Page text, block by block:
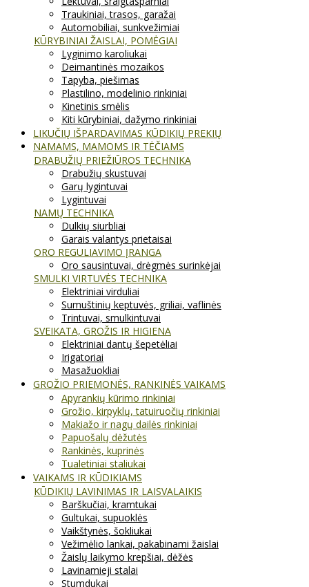
Traukiniai, trasos, garažai
Automobiliai, sunkvežimiai
KŪRYBINIAI ŽAISLAI, POMĖGIAI
Lyginimo karoliukai
Deimantinės mozaikos
Tapyba, piešimas
Plastilino, modelinio rinkiniai
Kinetinis smėlis
Kiti kūrybiniai, dažymo rinkiniai
LIKUČIŲ IŠPARDAVIMAS KŪDIKIŲ PREKIŲ
NAMAMS, MAMOMS IR TĖČIAMS
DRABUŽIŲ PRIEŽIŪROS TECHNIKA
Drabužių skustuvai
Garų lygintuvai
Lygintuvai
NAMŲ TECHNIKA
Dulkių siurbliai
Garais valantys prietaisai
ORO REGULIAVIMO ĮRANGA
Oro sausintuvai, drėgmės surinkėjai
SMULKI VIRTUVĖS TECHNIKA
Elektriniai virduliai
Sumuštinių keptuvės, griliai, vaflinės
Trintuvai, smulkintuvai
SVEIKATA, GROŽIS IR HIGIENA
Elektriniai dantų šepetėliai
Irigatoriai
Masažuokliai
GROŽIO PRIEMONĖS, RANKINĖS VAIKAMS
Apyrankių kūrimo rinkiniai
Grožio, kirpyklų, tatuiruočių rinkiniai
Makiažo ir nagų dailės rinkiniai
Papuošalų dėžutės
Rankinės, kuprinės
Tualetiniai staliukai
VAIKAMS IR KŪDIKIAMS
KŪDIKIŲ LAVINIMAS IR LAISVALAIKIS
Barškučiai, kramtukai
Gultukai, supuoklės
Vaikštynės, šokliukai
Vežimėlio lankai, pakabinami žaislai
Žaislų laikymo krepšiai, dėžės
Lavinamieji stalai
Stumdukai